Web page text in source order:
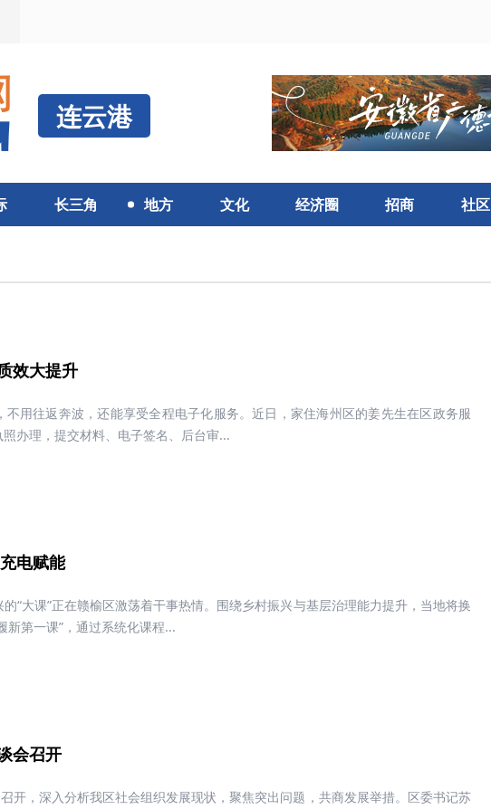
连云港
长三角 地方 文化 经济圈 招商 社区
效大提升
用往返奔波，还能享受全程电子化服务。近日，家住海州区的姜先生在区政务服
办理，提交材料、电子签名、后台审...
电赋能
“大课”正在赣榆区激荡着干事热情。围绕乡村振兴与基层治理能力提升，当地将换
新第一课”，通过系统化课程...
会召开
开，深入分析我区社会组织发展现状，聚焦突出问题，共商发展举措。区委书记苏